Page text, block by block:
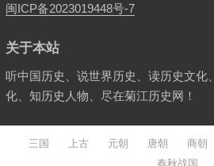
闽ICP备2023019448号-7
关于本站
听中国历史、说世界历史、读历史文化
化、知历史人物、尽在菊江历史网！
三国 上古 元朝 唐朝 商朝
春秋战国